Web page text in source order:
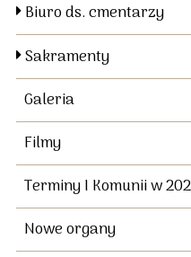
Biuro ds. cmentarzy
Sakramenty
Galeria
Filmy
Terminy I Komunii w
Nowe organy